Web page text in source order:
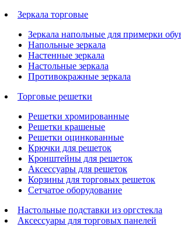
Зеркала торговые
Зеркала напольные для примерки
Напольные зеркала
Настенные зеркала
Настольные зеркала
Противокражные зеркала
Торговые решетки
Решетки хромированные
Решетки крашеные
Решетки оцинкованные
Крючки для решеток
Кронштейны для решеток
Аксессуары для решеток
Корзины для торговых решеток
Сетчатое оборудование
Настольные подставки из оргстекла
Аксессуары для торговых панелей